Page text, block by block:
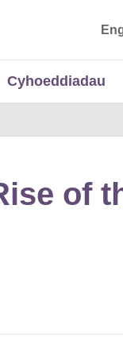
Cyhoeddiadau
of